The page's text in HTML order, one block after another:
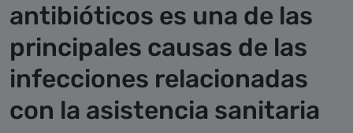
antibióticos es una de las
principales causas de las
infecciones relacionadas
con la asistencia sanitaria